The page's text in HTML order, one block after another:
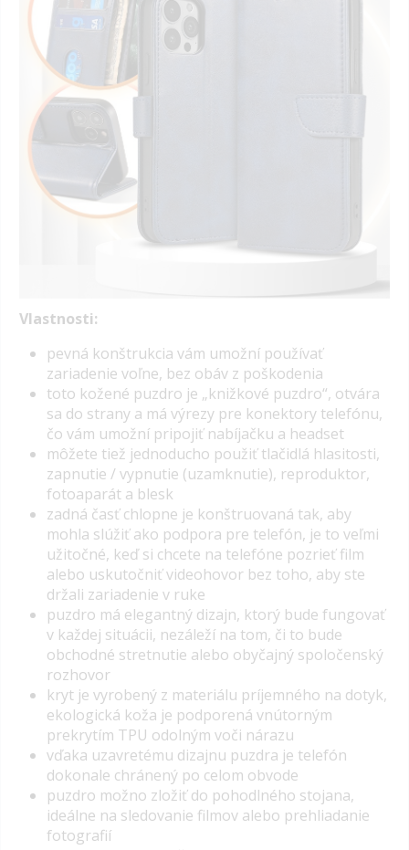
Vlastnosti:
pevná konštrukcia vám umožní používať
zariadenie voľne, bez obáv z poškodenia
toto kožené puzdro je „knižkové puzdro“, otvára
sa do strany a má výrezy pre konektory telefónu,
čo vám umožní pripojiť nabíjačku a headset
môžete tiež jednoducho použiť tlačidlá hlasitosti,
zapnutie / vypnutie (uzamknutie), reproduktor,
fotoaparát a blesk
zadná časť chlopne je konštruovaná tak, aby
mohla slúžiť ako podpora pre telefón, je to veľmi
užitočné, keď si chcete na telefóne pozrieť film
alebo uskutočniť videohovor bez toho, aby ste
držali zariadenie v ruke
puzdro má elegantný dizajn, ktorý bude fungovať
v každej situácii, nezáleží na tom, či to bude
obchodné stretnutie alebo obyčajný spoločenský
rozhovor
kryt je vyrobený z materiálu príjemného na dotyk,
ekologická koža je podporená vnútorným
prekrytím TPU odolným voči nárazu
vďaka uzavretému dizajnu puzdra je telefón
dokonale chránený po celom obvode
puzdro možno zložiť do pohodlného stojana,
ideálne na sledovanie filmov alebo prehliadanie
fotografií